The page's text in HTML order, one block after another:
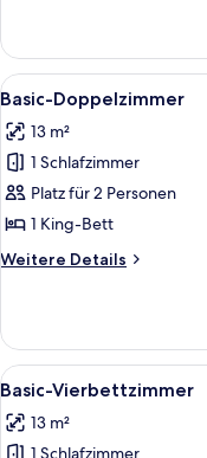
6
Family
Sweet
Alle
Fotos
für
Basic-
Doppelzimmer
anzeigen
6
Basic-Doppelzimmer
13 m²
1 Schlafzimmer
Platz für 2 Personen
1 King-Bett
Weitere Details
Weitere
Doppelzimmer
Alle
Fotos
für
10
Basic-Vierbettzimmer
13 m²
1 Schlafzimmer